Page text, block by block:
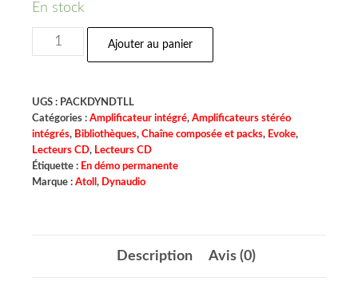
En stock
Ajouter au panier
UGS : PACKDYNDTLL
Catégories : Amplificateur intégré, Amplificateurs stéréo
intégrés, Bibliothèques, Chaîne composée et packs, Evoke,
Lecteurs CD, Lecteurs CD
Étiquette : En démo permanente
Marque : Atoll , Dynaudio
Description Avis (0)